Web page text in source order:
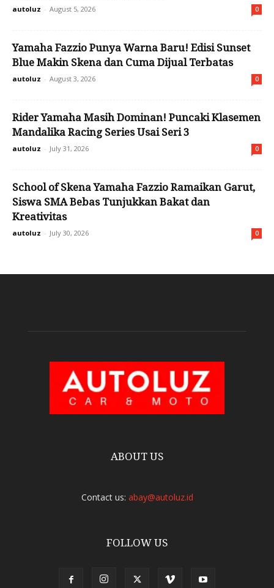
autoluz - August 5, 2026 0
Yamaha Fazzio Punya Warna Baru! Edisi Sunset
Blue Makin Skena dan Cuma Dijual Terbatas
autoluz - August 3, 2026 0
Rider Yamaha Masih Dominan! Puncaki Klasemen
Mandalika Racing Series Usai Seri 3
autoluz - July 31, 2026 0
School of Skena Yamaha Fazzio Ramaikan Garut,
Siswa SMA Bebas Tunjukkan Bakat dan
Kreativitas
autoluz - July 30, 2026 0
ABOUT US
Contact us: abay@autoluz.id
FOLLOW US